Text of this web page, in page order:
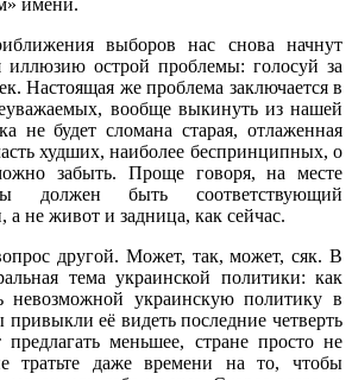
выборов нас снова начнут
иллюзию острой проблемы: голосуй за
Настоящая же проблема заключается в
вообще выкинуть из нашей
не будет сломана старая, отлаженная
худших, наиболее беспринципных, о
забыть. Проще говоря, на месте
должен быть соответствующий
не живот и задница, как сейчас.
другой. Может, так, может, сяк. В
тема украинской политики: как
невозможной украинскую политику в
её видеть последние четверть
предлагать меньшее, стране просто не
тратьте даже времени на то, чтобы